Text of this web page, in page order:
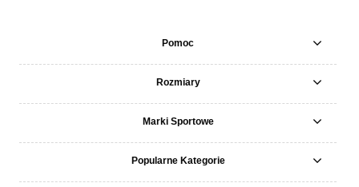
Pomoc
Rozmiary
Marki Sportowe
Popularne Kategorie